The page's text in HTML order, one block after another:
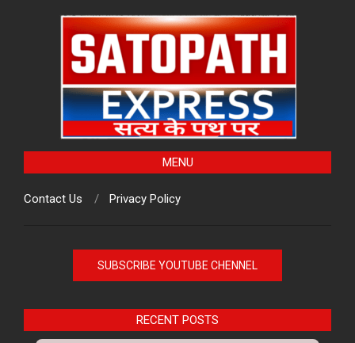
MENU
Contact Us Privacy Policy
SUBSCRIBE YOUTUBE CHENNEL
RECENT POSTS